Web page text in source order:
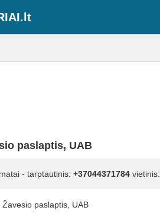
paslaptis, UAB
- tarptautinis: +37044371784 vietinis:
Žavesio paslaptis, UAB